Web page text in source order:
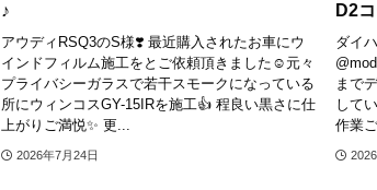
♪
アウディRSQ3のS様❣️ ⁡最近購入されたお車にウ
インドフィルム施工をとご依頼頂きました☺️⁡元々
プライバシーガラスで若干スモークになっている
所にウィンコスGY-15IRを施工👍 ⁡程良い黒さに仕
上がりご満悦✨ ⁡更...
2026年7月24日
D2
ダイ
まで
して
作業